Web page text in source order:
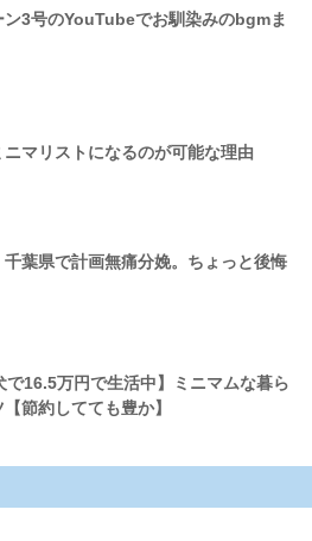
ン3号のYouTubeでお馴染みのbgmま
ニマリストになるのが可能な理由
千葉県で計画無痛分娩。ちょっと後悔
で16.5万円で生活中】ミニマムな暮ら
節約してても豊か】